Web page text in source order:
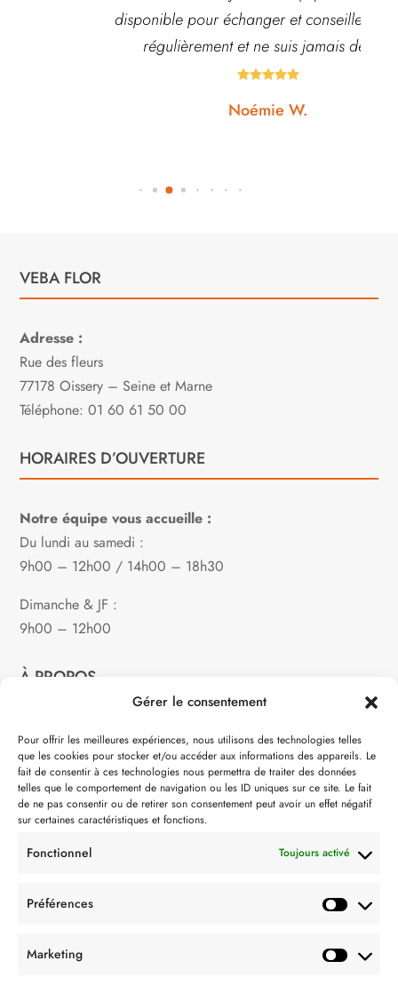
Gérer le consentement
Pour offrir les meilleures expériences, nous utilisons des technologies telles
que les cookies pour stocker et/ou accéder aux informations des appareils. Le
fait de consentir à ces technologies nous permettra de traiter des données
telles que le comportement de navigation ou les ID uniques sur ce site. Le fait
de ne pas consentir ou de retirer son consentement peut avoir un effet négatif
sur certaines caractéristiques et fonctions.
Fonctionnel Toujours activé
Préférences
Marketing
disponible pour échanger et conseiller. J’y vais
régulièrement et ne suis jamais déçue.
Noémie W.
VEBA FLOR
Adresse :
Rue des fleurs
77178 Oissery – Seine et Marne
Téléphone: 01 60 61 50 00
HORAIRES D’OUVERTURE
Notre équipe vous accueille :
Du lundi au samedi :
9h00 – 12h00 / 14h00 – 18h30
Dimanche & JF :
9h00 – 12h00
À PROPOS
Notre philosophie
Contact
Partenaire de: